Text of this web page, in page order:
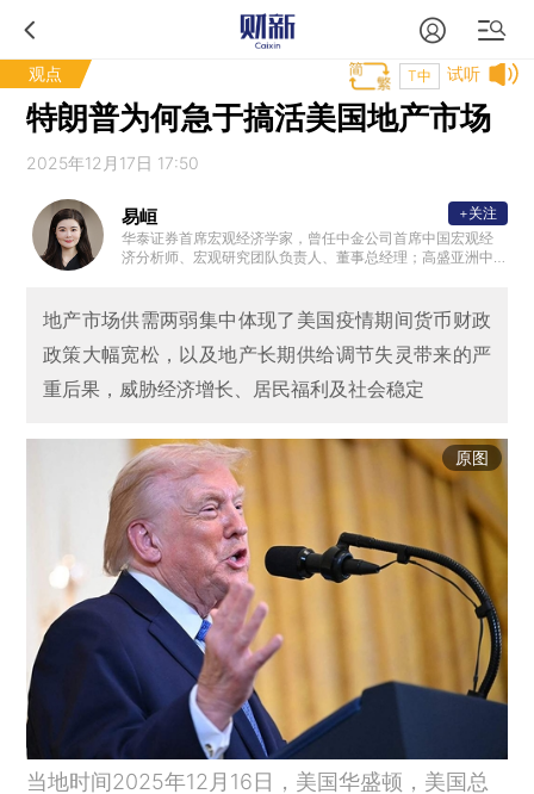
观点 试听
T中
特朗普为何急于搞活美国地产市场
2025年12月17日 17:50
易峘
华泰证券首席宏观经济学家，曾任中金公司首席中国宏观经
济分析师、宏观研究团队负责人、董事总经理；高盛亚洲中
+关注
地产市场供需两弱集中体现了美国疫情期间货币财政
政策大幅宽松，以及地产长期供给调节失灵带来的严
重后果，威胁经济增长、居民福利及社会稳定
原图
当地时间2025年12月16日，美国华盛顿，美国总